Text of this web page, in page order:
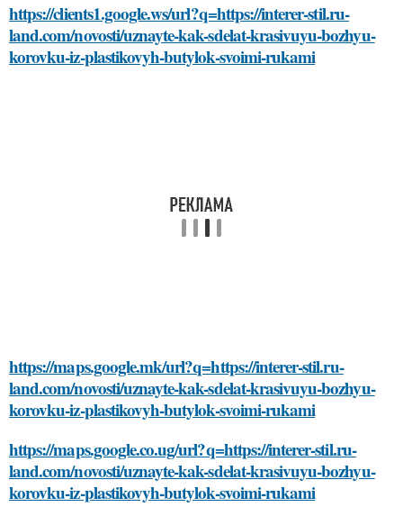
https://clients1.google.ws/url?q=https://interer-stil.ru-
land.com/novosti/uznayte-kak-sdelat-krasivuyu-bozhyu-
korovku-iz-plastikovyh-butylok-svoimi-rukami
https://maps.google.mk/url?q=https://interer-stil.ru-
land.com/novosti/uznayte-kak-sdelat-krasivuyu-bozhyu-
korovku-iz-plastikovyh-butylok-svoimi-rukami
https://maps.google.co.ug/url?q=https://interer-stil.ru-
land.com/novosti/uznayte-kak-sdelat-krasivuyu-bozhyu-
korovku-iz-plastikovyh-butylok-svoimi-rukami